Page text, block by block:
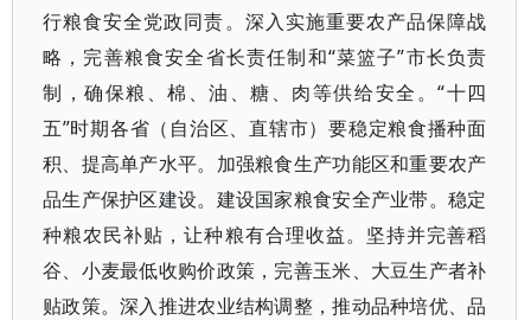
行粮食安全党政同责。深入实施重要农产品保障战
略，完善粮食安全省长责任制和“菜篮子”市长负责
制，确保粮、棉、油、糖、肉等供给安全。“十四
五”时期各省（自治区、直辖市）要稳定粮食播种面
积、提高单产水平。加强粮食生产功能区和重要农产
品生产保护区建设。建设国家粮食安全产业带。稳定
种粮农民补贴，让种粮有合理收益。坚持并完善稻
谷、小麦最低收购价政策，完善玉米、大豆生产者补
贴政策。深入推进农业结构调整，推动品种培优、品